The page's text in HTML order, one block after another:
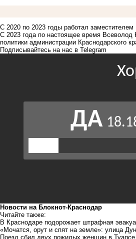
С 2020 по 2023 годы работал заместителем
С 2023 года по настоящее время Всеволод
политики администрации Краснодарского
Подписывайтесь на нас в Telegram
Новости на Блoкнoт-Краснодар
Читайте также:
В Краснодаре подорожает штрафная
«Мочатся, орут и спят на земле»: улица
Поезд сбил двух пожилых женщин в Туапсе